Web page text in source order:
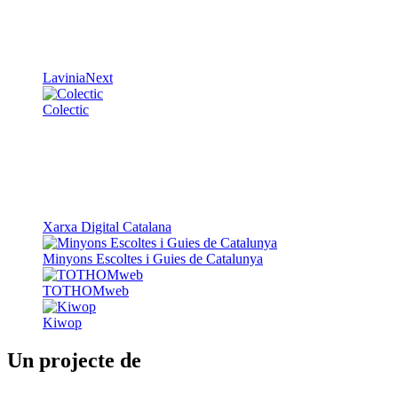
LaviniaNext
Colectic
Xarxa Digital Catalana
Minyons Escoltes i Guies de Catalunya
TOTHOMweb
Kiwop
Un projecte de